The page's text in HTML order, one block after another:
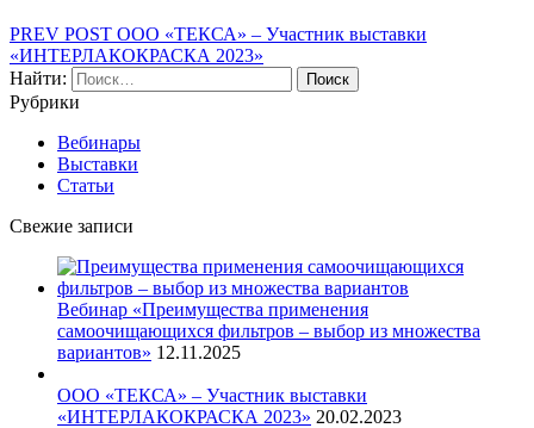
PREV POST ООО «ТЕКСА» – Участник выставки
«ИНТЕРЛАКОКРАСКА 2023»
Найти:
Рубрики
Вебинары
Выставки
Статьи
Свежие записи
Вебинар «Преимущества применения
самоочищающихся фильтров – выбор из множества
вариантов» 12.11.2025
ООО «ТЕКСА» – Участник выставки
«ИНТЕРЛАКОКРАСКА 2023» 20.02.2023